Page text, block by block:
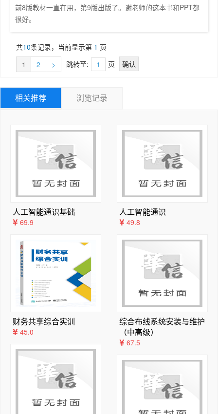
2.1 物理层的基本概念·························
··········································
··········································
···············38
··········································
···············38
2.2.3 信道的极限容量·························
··········································
2.3 物理层使用的传输媒体······················
··········································
·············42
2.3.1 导引型传输媒体·························
···············42
2.3.2 非导引型传输媒体·······················
··········································
···············46
2.4 信道复用技术····························
··········································
···················47
2.5 数字传输系统····························
··········································
2.6 宽带接入技术····························
··········································
2.6.1 光纤接入······························
络涉及的面很广，虽然已经过反复挑选，但还有不少新的发
展未能添加到教材中。限于编者水平，教材中难免还存在许
谢希仁
2026 年1 月于南京
欢迎指出书中内容的不足和错误，但编者无法满足具体解题
步骤和科研项目咨询的需求，请予谅解。
前8版教材一直在用，第9版出版了。谢老师的这本书和PPT都
很好。
共10条记录，当前显示第 1 页
1
2 > 跳转至: 页
相关推荐 浏览记录
人工智能通识基础
69.9
财务共享综合实训
45.0
人工智能通识
49.8
综合布线系统安装与维护
（中高级）
67.5